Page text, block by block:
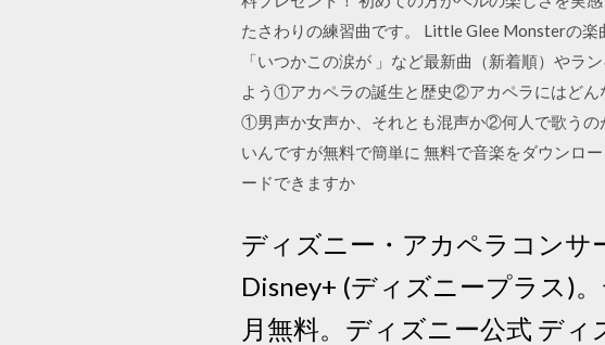
たさわりの練習曲です。 Little Glee Monsterの楽
「いつかこの涙が 」など最新曲（新着順）やラ
よう①アカペラの誕生と歴史②アカペラにはどん
①男声か女声か、それとも混声か②何人で歌うの
いんですが無料で簡単に 無料で音楽をダウンロ
ードできますか
ディズニー・アカペラコンサ
Disney+ (ディズニープラス)
月無料。ディズニー公式 デ